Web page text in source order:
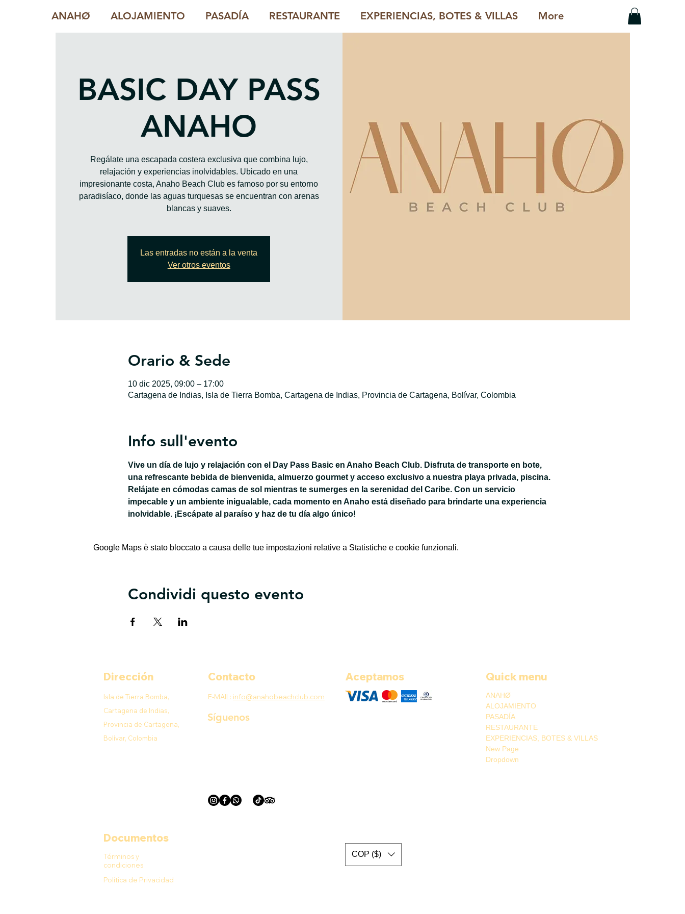
ANAHØ ALOJAMIENTO PASADÍA RESTAURANTE EXPERIENCIAS, BOTES & VILLAS More
BASIC DAY PASS
ANAHO
Regálate una escapada costera exclusiva que combina lujo,
relajación y experiencias inolvidables. Ubicado en una
impresionante costa, Anaho Beach Club es famoso por su entorno
paradisíaco, donde las aguas turquesas se encuentran con arenas
blancas y suaves.
Las entradas no están a la venta
Ver otros eventos
Orario & Sede
10 dic 2025, 09:00 – 17:00
Cartagena de Indias, Isla de Tierra Bomba, Cartagena de Indias, Provincia de Cartagena, Bolívar, Colombia
Info sull'evento
Vive un día de lujo y relajación con el Day Pass Basic en Anaho Beach Club. Disfruta de transporte en bote,
una refrescante bebida de bienvenida, almuerzo gourmet y acceso exclusivo a nuestra playa privada, piscina.
Relájate en cómodas camas de sol mientras te sumerges en la serenidad del Caribe. Con un servicio
impecable y un ambiente inigualable, cada momento en Anaho está diseñado para brindarte una experiencia
inolvidable. ¡Escápate al paraíso y haz de tu día algo único!
Google Maps è stato bloccato a causa delle tue impostazioni relative a Statistiche e cookie funzionali.
Condividi questo evento
Dirección
Isla de Tierra Bomba,
Cartagena de Indias,
Provincia de Cartagena,
Bolívar, Colombia
Contacto
E-MAIL: info@anahobeachclub.com
Síguenos
Aceptamos Quick menu
ANAHØ
ALOJAMIENTO
PASADÍA
RESTAURANTE
EXPERIENCIAS, BOTES & VILLAS
New Page
Dropdown
Documentos
Términos y
condiciones
COP ($)
Política de Privacidad